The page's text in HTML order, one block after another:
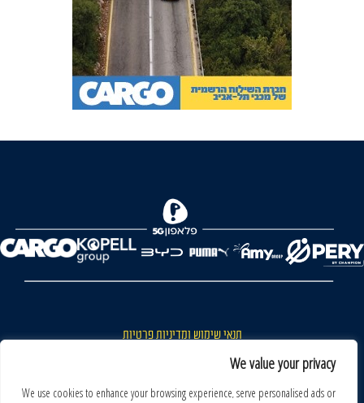
We value your privacy
We use cookies to enhance your browsing experience, serve personalised ads or
FOREVER
תנאי שימוש ומדיניות פרטיות
כללי כניסה והתנהגות באצטדיון ותנאי שימוש בכרטיסים
דרושים